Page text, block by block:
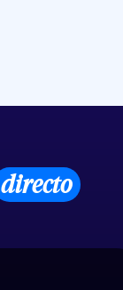
directo